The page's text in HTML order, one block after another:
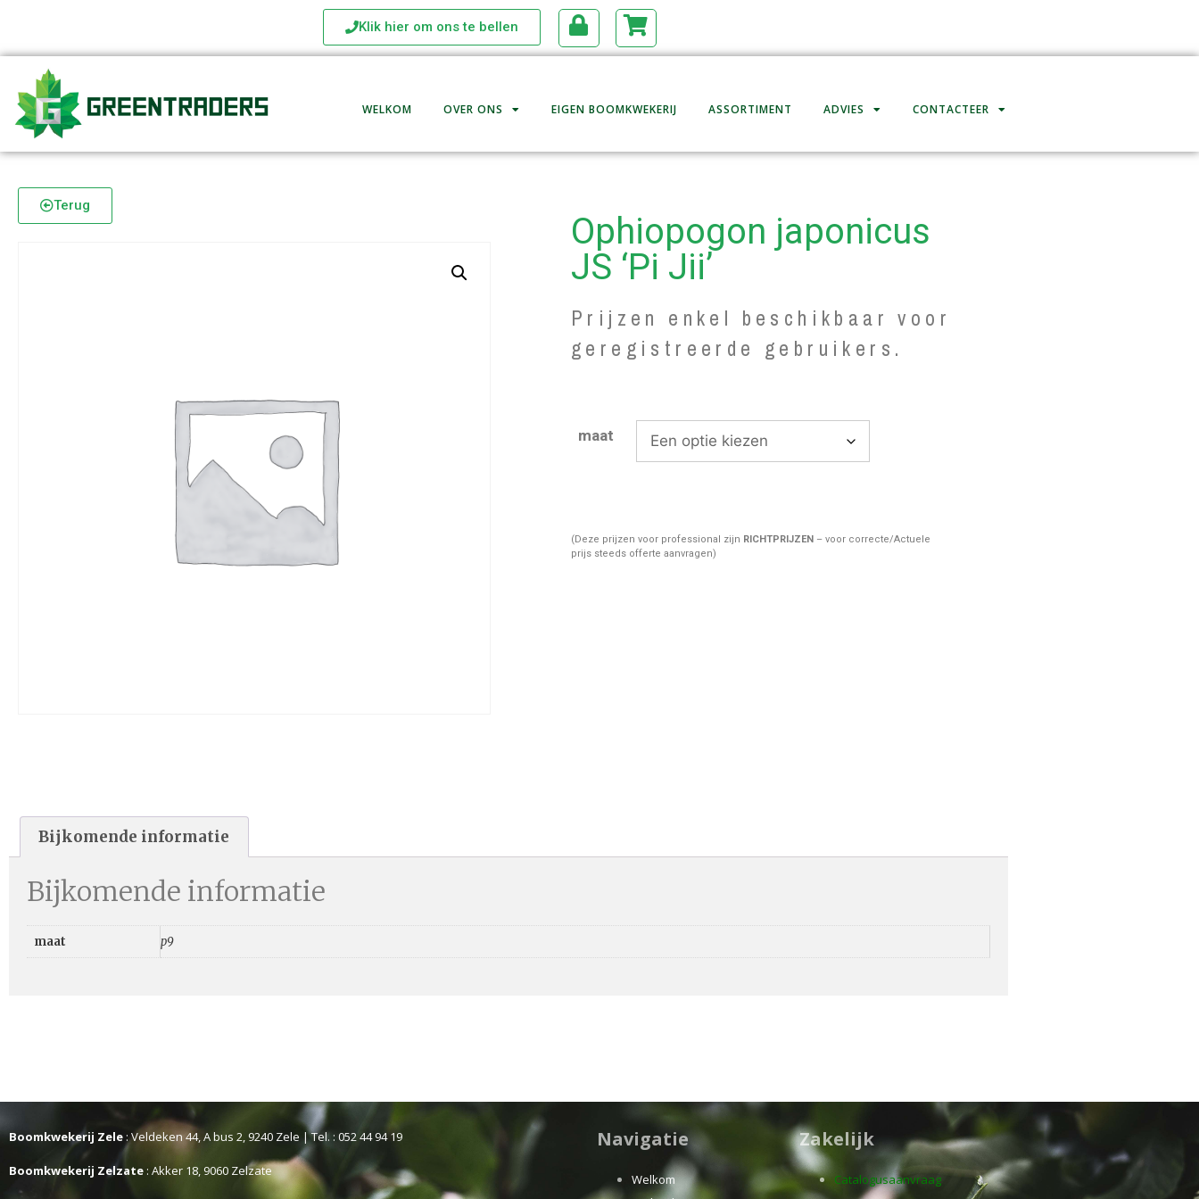
Klik hier om ons te bellen
WELKOM OVER ONS EIGEN BOOMKWEKERIJ ASSORTIMENT ADVIES CONTACTEER
Terug
Ophiopogon japonicus
JS ‘Pi Jii’
Prijzen enkel beschikbaar voor
geregistreerde gebruikers.
maat
(Deze prijzen voor professional zijn RICHTPRIJZEN – voor correcte/Actuele
prijs steeds offerte aanvragen)
Bijkomende informatie
Bijkomende informatie
maat p9
Boomkwekerij Zele : Veldeken 44, A bus 2, 9240 Zele | Tel. : 052 44 94 19
Boomkwekerij Zelzate : Akker 18, 9060 Zelzate
Navigatie
Welkom
Zakelijk
Catalogusaanvraag